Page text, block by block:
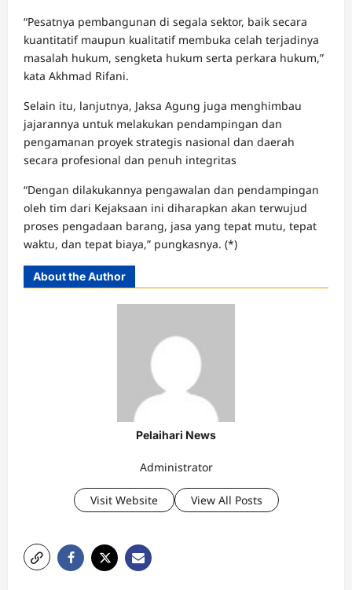
“Pesatnya pembangunan di segala sektor, baik secara
kuantitatif maupun kualitatif membuka celah terjadinya
masalah hukum, sengketa hukum serta perkara hukum,”
kata Akhmad Rifani.
Selain itu, lanjutnya, Jaksa Agung juga menghimbau
jajarannya untuk melakukan pendampingan dan
pengamanan proyek strategis nasional dan daerah
secara profesional dan penuh integritas
“Dengan dilakukannya pengawalan dan pendampingan
oleh tim dari Kejaksaan ini diharapkan akan terwujud
proses pengadaan barang, jasa yang tepat mutu, tepat
waktu, dan tepat biaya,” pungkasnya. (*)
About the Author
Pelaihari News
Administrator
Visit Website View All Posts